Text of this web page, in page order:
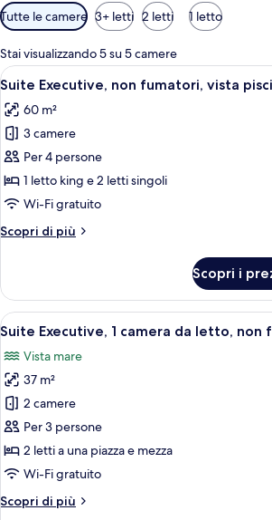
Filtri
disponibili
per
le
camere
Tutte le camere 3+ letti 2 letti 1 letto
Stai visualizzando 5 su 5 camere
Apri
tutte
le
foto
per
Suite
Executive,
fumatori,
Un
8
Suite Executive, non fumatori, vista
60 m²
3 camere
Per 4 persone
1 letto king e 2 letti singoli
Wi-Fi gratuito
Scopri di più
Altri
Executive,
non
fumatori,
piscina
Scopri i
Apri
tutte
le
foto
per
Suite
Executive,
1
camera
da
Una
5
Suite Executive, 1 camera da letto, non
Vista mare
37 m²
2 camere
Per 3 persone
2 letti a una piazza e mezza
Wi-Fi gratuito
Scopri di più
Altri